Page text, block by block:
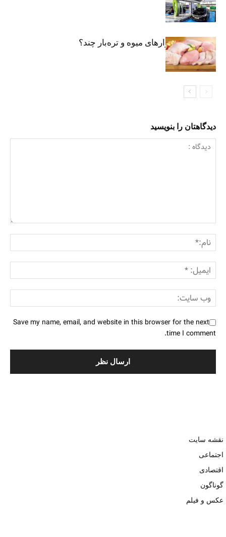
پایتخت
مرغ تازه در بازارهای میوه و تره‌بار چند؟
دیدگاهتان را بنویسید
Save my name, email, and website in this browser for the next
time I comment.
نقشه سایت
اجتماعی
اقتصادی
گوناگون
عکس و فیلم